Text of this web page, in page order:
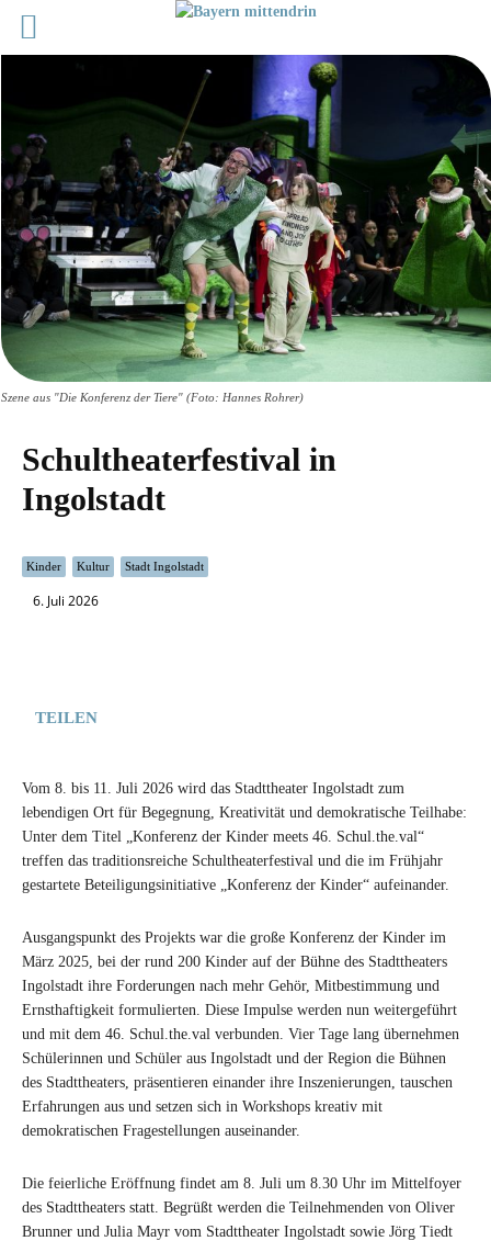
Schultheaterfestival in
Ingolstadt
Kinder Kultur Stadt Ingolstadt
6. Juli 2026
Szene aus "Die Konferenz der Tiere" (Foto: Hannes Rohrer)
TEILEN
Vom 8. bis 11. Juli 2026 wird das Stadttheater Ingolstadt zum
lebendigen Ort für Begegnung, Kreativität und demokratische Teilhabe:
Unter dem Titel „Konferenz der Kinder meets 46. Schul.the.val“
treffen das traditionsreiche Schultheaterfestival und die im Frühjahr
gestartete Beteiligungsinitiative „Konferenz der Kinder“ aufeinander.
Ausgangspunkt des Projekts war die große Konferenz der Kinder im
März 2025, bei der rund 200 Kinder auf der Bühne des Stadttheaters
Ingolstadt ihre Forderungen nach mehr Gehör, Mitbestimmung und
Ernsthaftigkeit formulierten. Diese Impulse werden nun weitergeführt
und mit dem 46. Schul.the.val verbunden. Vier Tage lang übernehmen
Schülerinnen und Schüler aus Ingolstadt und der Region die Bühnen
des Stadttheaters, präsentieren einander ihre Inszenierungen, tauschen
Erfahrungen aus und setzen sich in Workshops kreativ mit
demokratischen Fragestellungen auseinander.
Die feierliche Eröffnung findet am 8. Juli um 8.30 Uhr im Mittelfoyer
des Stadttheaters statt. Begrüßt werden die Teilnehmenden von Oliver
Brunner und Julia Mayr vom Stadttheater Ingolstadt sowie Jörg Tiedt